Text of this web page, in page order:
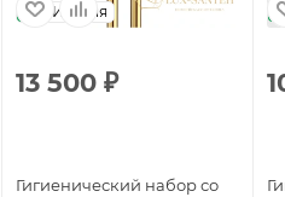
Италия
13 500 ₽
Гигиенический набор со